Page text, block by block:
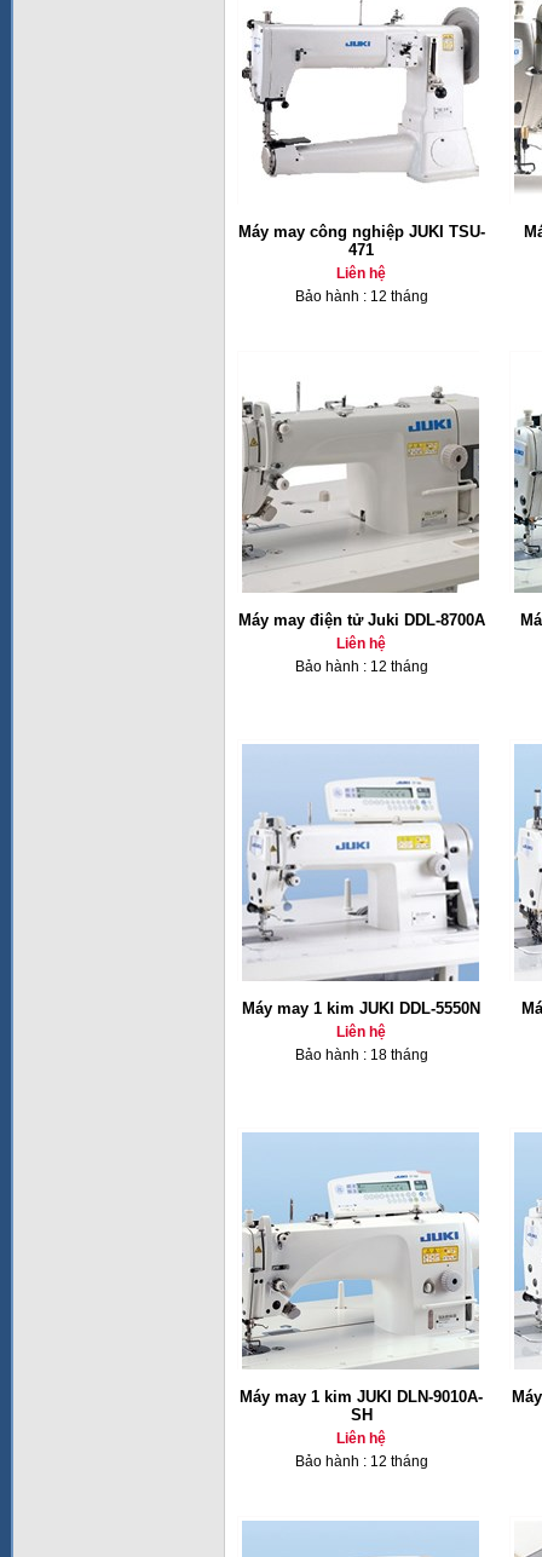
Máy may công nghiệp JUKI TSU-
471
Liên hệ
Bảo hành : 12 tháng
Máy may điện tử Juki DDL-8700A
Liên hệ
Bảo hành : 12 tháng
Máy may 1 kim JUKI DDL-5550N
Liên hệ
Bảo hành : 18 tháng
Máy may 1 kim JUKI DLN-9010A-
SH
Liên hệ
Bảo hành : 12 tháng